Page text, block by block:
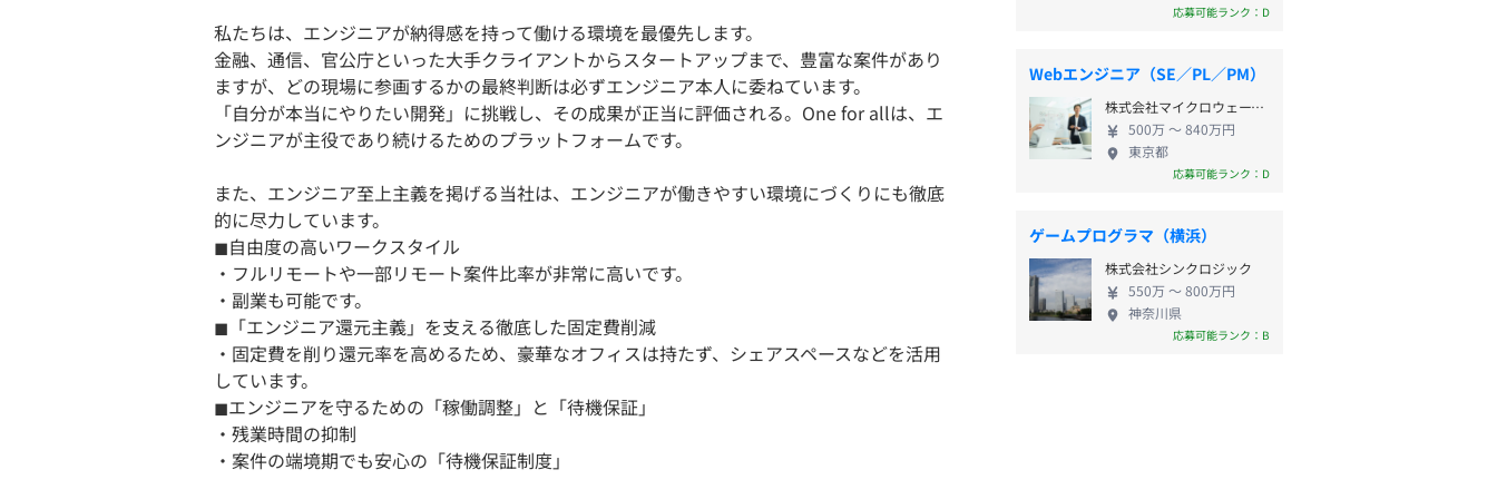
私たちは、エンジニアが納得感を持って働ける環境を最優先します。
金融、通信、官公庁といった大手クライアントからスタートアップまで、豊富な案件があり
ますが、どの現場に参画するかの最終判断は必ずエンジニア本人に委ねています。
「自分が本当にやりたい開発」に挑戦し、その成果が正当に評価される。One for allは、エ
ンジニアが主役であり続けるためのプラットフォームです。
また、エンジニア至上主義を掲げる当社は、エンジニアが働きやすい環境にづくりにも徹底
的に尽力しています。
◼︎自由度の高いワークスタイル
・フルリモートや一部リモート案件比率が非常に高いです。
・副業も可能です。
◼︎「エンジニア還元主義」を支える徹底した固定費削減
・固定費を削り還元率を高めるため、豪華なオフィスは持たず、シェアスペースなどを活用
しています。
◼︎エンジニアを守るための「稼働調整」と「待機保証」
・残業時間の抑制
・案件の端境期でも安心の「待機保証制度」
応募可能ランク：D
Webエンジニア（SE／PL／PM）
株式会社マイクロウェーブデジタル
500万 〜 840万円
東京都
応募可能ランク：D
ゲームプログラマ（横浜）
株式会社シンクロジック
550万 〜 800万円
神奈川県
応募可能ランク：B